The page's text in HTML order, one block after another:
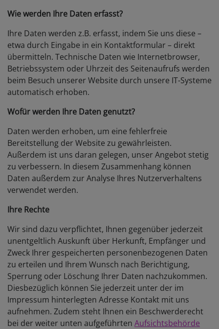
Wie werden Ihre Daten erfasst?
Ihre Daten werden z.B. erfasst, indem Sie uns diese –
etwa durch Eingabe in ein Kontaktformular – direkt
übermitteln. Technische Daten wie Internetbrowser,
Betriebssystem oder Uhrzeit des Seitenaufrufs werden
beim Besuch unserer Website durch unsere IT-Systeme
automatisch erhoben.
Wofür werden Ihre Daten genutzt?
Daten werden erhoben, um eine fehlerfreie
Bereitstellung der Website zu gewährleisten.
Außerdem ist uns daran gelegen, unser Angebot stetig
zu verbessern. In diesem Zusammenhang können
Daten außerdem zur Analyse Ihres Nutzerverhaltens
verwendet werden.
Ihre Rechte
Wir sind dazu verpflichtet, Ihnen gegenüber jederzeit
unentgeltlich Auskunft über Herkunft, Empfänger und
Zweck Ihrer gespeicherten personenbezogenen Daten
zu erteilen und Ihrem Wunsch nach Berichtigung,
Sperrung oder Löschung Ihrer Daten nachzukommen.
Diesbezüglich können Sie jederzeit unter der im
Impressum hinterlegten Adresse Kontakt mit uns
aufnehmen. Zudem steht Ihnen ein Beschwerderecht
bei der weiter unten aufgeführten Aufsichtsbehörde